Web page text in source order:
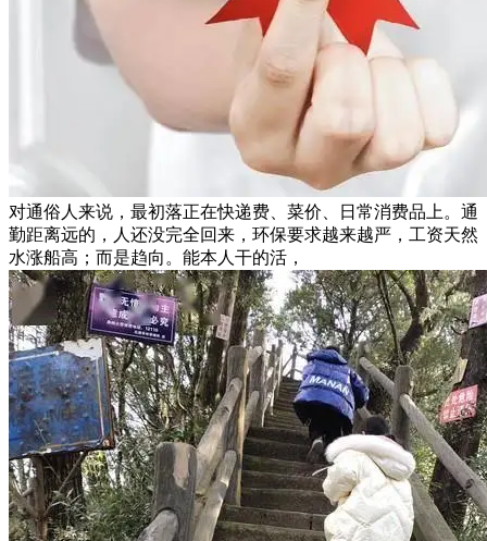
对通俗人来说，最初落正在快递费、菜价、日常消费品上。通
勤距离远的，人还没完全回来，环保要求越来越严，工资天然
水涨船高；而是趋向。能本人干的活，